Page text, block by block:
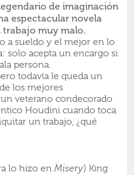
de imaginación
espectacular novela
muy malo.
a sueldo y el mejor en lo
solo acepta un encargo si
persona.
todavía le queda un
los mejores
veterano condecorado
Houdini cuando toca
un trabajo, ¿qué
lo hizo enMisery) King